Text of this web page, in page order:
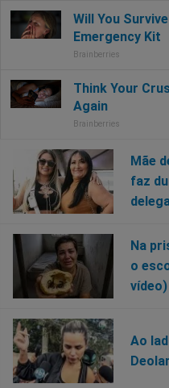
Mãe
faz
Na
o
vídeo)
Ao